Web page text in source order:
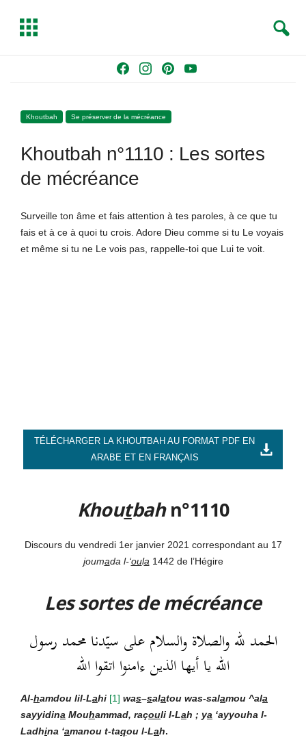
e
o
k
t
g
Y
b
T
g
e
a
Khoutbah Se préserver de la mécréance
Khoutbah n°1110 : Les sortes
de mécréance
Surveille ton âme et fais attention à tes paroles, à ce que tu
fais et à ce à quoi tu crois. Adore Dieu comme si tu Le voyais
et même si tu ne Le vois pas, rappelle-toi que Lui te voit.
TÉLÉCHARGER LA KHOUTBAH AU FORMAT PDF EN
ARABE ET EN FRANÇAIS
Khoutbahn°1110
Discours du vendredi 1er janvier 2021 correspondant au 17
joumada l-‘oula 1442 de l’Hégire
Les sortes de mécréance
الحمد لله والصلاة والسلام على سيّدنا محمد رسول
الله يا أيها الذين ءامنوا اتقوا الله
Al-hamdou lil-Lahi [1] was–salatou was-salamou ^ala
sayyidina Mouhammad, raçouli l-Lah ; ya ‘ayyouha l-
Ladhina ‘amanou t-taqou l-Lah.